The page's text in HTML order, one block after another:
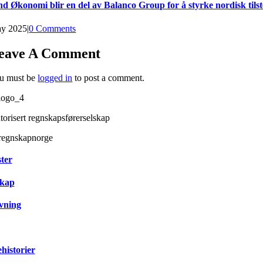
Økonomi blir en del av Balanco Group for å styrke nordisk
2025|0 Comments
A Comment
must belogged in to post a comment.
regnskapsførerselskap